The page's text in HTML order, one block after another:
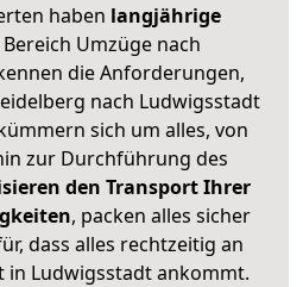
haben langjährige
Umzüge nach
die Anforderungen,
nach Ludwigsstadt
sich um alles, von
zur Durchführung des
den Transport Ihrer
, packen alles sicher
dass alles rechtzeitig an
in Ludwigsstadt ankommt.